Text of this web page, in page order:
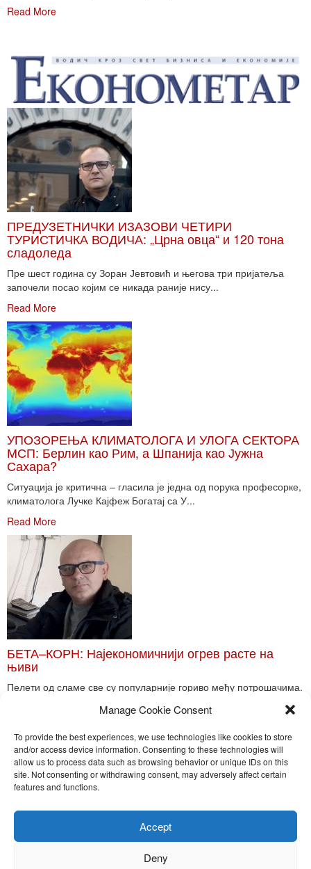
Manage Cookie Consent
To provide the best experiences, we use technologies like cookies to store
and/or access device information. Consenting to these technologies will
allow us to process data such as browsing behavior or unique IDs on this
site. Not consenting or withdrawing consent, may adversely affect certain
features and functions.
Accept
Deny
Read More
ПРЕДУЗЕТНИЧКИ ИЗАЗОВИ ЧЕТИРИ
ТУРИСТИЧКА ВОДИЧА: „Црна овца“ и 120 тона
сладоледа
Пре шест година су Зоран Јевтовић и његова три пријатеља
започели посао којим се никада раније нису...
Read More
УПОЗОРЕЊА КЛИМАТОЛОГА И УЛОГА СЕКТОРА
МСП: Берлин као Рим, а Шпанија као Јужна
Сахара?
Ситуација је критична – гласила је једна од порука професорке,
климатолога Лучке Кајфеж Богатај са У...
Read More
БЕТА–КОРН: Најекономичнији огрев расте на
њиви
Пелети од сламе све су популарније гориво међу потрошачима.
Toggle
Nira Press d.o.o.
Sadržaj ovog sajta je zakonom zaštićena intelektualna svojina
kopiranje, objavljivanje celine ili delova bilo kog proizvoda NiraPress